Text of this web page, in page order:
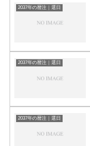
2037年の暦注｜選日
2037年の暦注｜選日
2037年の暦注｜選日